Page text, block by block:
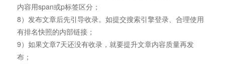
内容用span或p标签区分；
8）发布文章后先引导收录。如提交搜索引擎登录、合理使用
有排名快照的内部链接；
9）如果文章7天还没有收录，就要提升文章内容质量再发
布；